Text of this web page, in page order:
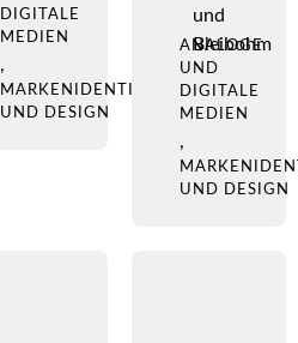
DIGITALE
MEDIEN
,
MARKENIDENTITÄT
UND DESIGN
und
Bleibohm
ANALOGE
UND
DIGITALE
MEDIEN
,
UND DESIGN